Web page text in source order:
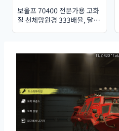
보울프 70400 전문가용 고화
질 천체망원경 333배율, 달과